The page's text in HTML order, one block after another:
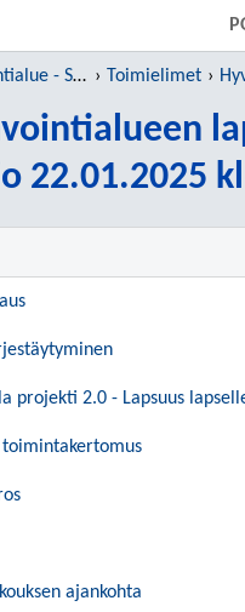
SIIRRY
Pohjois-Karjalan hyvinvointialue - Siun sote Toimielimet
22.01.2025
projekti 2.0 - Lapsuus
toimintakertomus
ajankohta